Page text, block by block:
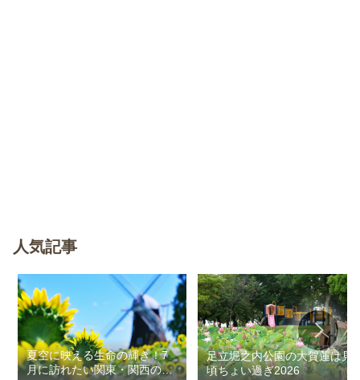
人気記事
夏空に映える生命の輝き！7
月に訪れたい関東・関西のお
足立堀之内公園の大賀蓮は見
頃ちょい過ぎ2026